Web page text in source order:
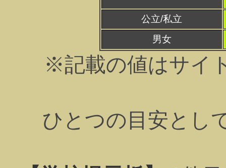
公立/私立
男女
※記載の値はサイ
ひとつの目安とし